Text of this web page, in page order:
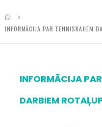
INFORMĀCIJA PAR TEHNISKAJIEM
INFORMĀCIJA
DARBIEM